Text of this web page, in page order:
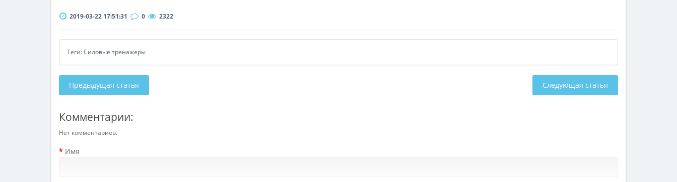
2019-03-22 17:51:31 0 2322
Теги:Силовые тренажеры
Предыдущая статья Следующая статья
Комментарии:
Нет комментариев.
Имя